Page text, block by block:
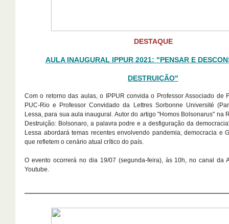
DESTAQUE
AULA INAUGURAL IPPUR 2021: "PENSAR E
DESTRUIÇÃO"
Com o retorno das aulas, o IPPUR convida o Professor Associado de
PUC-Rio e Professor Convidado da Lettres Sorbonne Université
Lessa, para sua aula inaugural. Autor do artigo "Homos Bolsonarus" na
Destruição: Bolsonaro, a palavra podre e a desfiguração da
Lessa abordará temas recentes envolvendo pandemia, democracia e
que refletem o cenário atual crítico do país.
O evento ocorrerá no dia 19/07 (segunda-feira), às 10h, no canal da
Youtube.